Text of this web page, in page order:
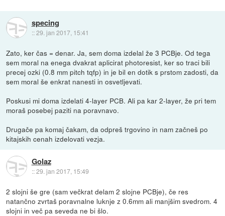
specing
::29. jan 2017, 15:41
Zato, ker čas = denar. Ja, sem doma izdelal že 3 PCBje. Od tega
sem moral na enega dvakrat aplicirat photoresist, ker so traci bili
precej ozki (0.8 mm pitch tqfp) in je bil en dotik s prstom zadosti, da
sem moral še enkrat nanesti in osvetljevati.
Poskusi mi doma izdelati 4-layer PCB. Ali pa kar 2-layer, že pri tem
moraš posebej paziti na poravnavo.
Drugače pa komaj čakam, da odpreš trgovino in nam začneš po
kitajskih cenah izdelovati vezja.
Golaz
::29. jan 2017, 15:49
2 slojni še gre (sam večkrat delam 2 slojne PCBje), če res
natančno zvrtaš poravnalne luknje z 0.6mm ali manjšim svedrom. 4
slojni in več pa seveda ne bi šlo.